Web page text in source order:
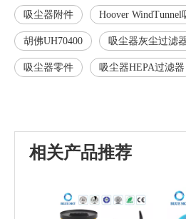
吸尘器附件 Hoover WindTunnel
胡佛UH70400 吸尘器灰尘过滤
吸尘器零件 吸尘器HEPA过滤器
相关产品推荐